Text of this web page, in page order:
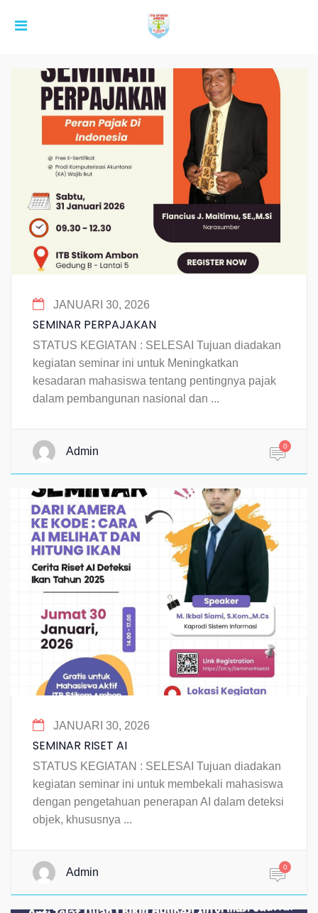
JANUARI 30, 2026
SEMINAR PERPAJAKAN
STATUS KEGIATAN : SELESAI Tujuan diadakan
kegiatan seminar ini untuk Meningkatkan
kesadaran mahasiswa tentang pentingnya pajak
dalam pembangunan nasional dan ...
Admin 0
JANUARI 30, 2026
SEMINAR RISET AI
STATUS KEGIATAN : SELESAI Tujuan diadakan
kegiatan seminar ini untuk membekali mahasiswa
dengan pengetahuan penerapan AI dalam deteksi
objek, khususnya ...
Admin 0